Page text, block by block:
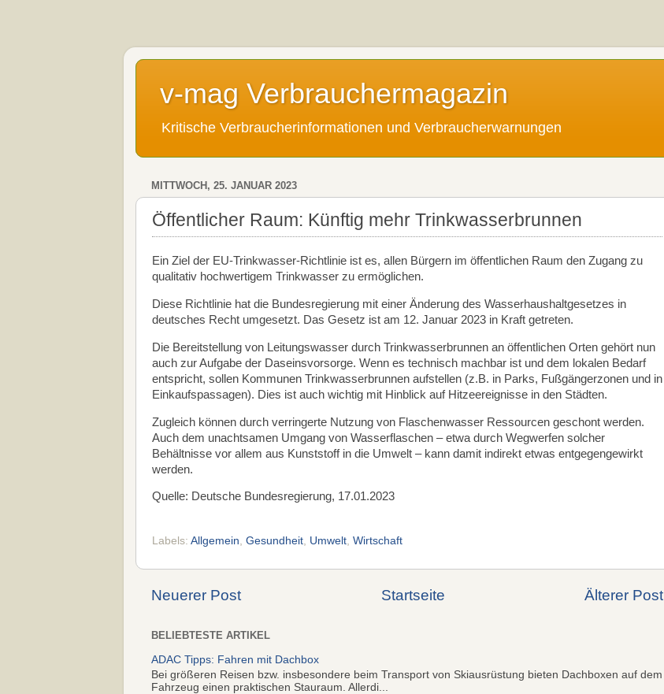
v-mag Verbrauchermagazin
Kritische Verbraucherinformationen und Verbraucherwarnungen
MITTWOCH, 25. JANUAR 2023
Öffentlicher Raum: Künftig mehr Trinkwasserbrunnen
Ein Ziel der EU-Trinkwasser-Richtlinie ist es, allen Bürgern im öffentlichen Raum den Zugang zu
qualitativ hochwertigem Trinkwasser zu ermöglichen.
Diese Richtlinie hat die Bundesregierung mit einer Änderung des Wasserhaushaltgesetzes in
deutsches Recht umgesetzt. Das Gesetz ist am 12. Januar 2023 in Kraft getreten.
Die Bereitstellung von Leitungswasser durch Trinkwasserbrunnen an öffentlichen Orten gehört nun
auch zur Aufgabe der Daseinsvorsorge. Wenn es technisch machbar ist und dem lokalen Bedarf
entspricht, sollen Kommunen Trinkwasserbrunnen aufstellen (z.B. in Parks, Fußgängerzonen und in
Einkaufspassagen). Dies ist auch wichtig mit Hinblick auf Hitzeereignisse in den Städten.
Zugleich können durch verringerte Nutzung von Flaschenwasser Ressourcen geschont werden.
Auch dem unachtsamen Umgang von Wasserflaschen – etwa durch Wegwerfen solcher
Behältnisse vor allem aus Kunststoff in die Umwelt – kann damit indirekt etwas entgegengewirkt
werden.
Quelle: Deutsche Bundesregierung, 17.01.2023
Labels: Allgemein, Gesundheit, Umwelt, Wirtschaft
Neuerer Post Älterer Post
Startseite
BELIEBTESTE ARTIKEL
ADAC Tipps: Fahren mit Dachbox
Bei größeren Reisen bzw. insbesondere beim Transport von Skiausrüstung bieten Dachboxen auf dem
Fahrzeug einen praktischen Stauraum. Allerdi...